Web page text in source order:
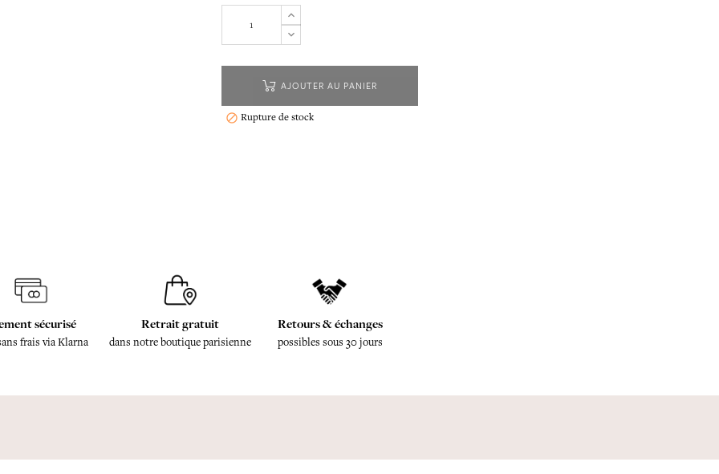
AJOUTER AU PANIER
 Rupture de stock
sécurisé
frais via Klarna
Retrait gratuit
dans notre boutique parisienne
Retours & échanges
possibles sous 30 jours